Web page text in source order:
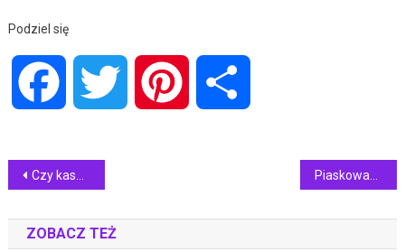
Podziel się
Facebook Twitter Pinterest
Nawigacja
wpisu
Czy kasetony sufitowe wyciszają pomieszczenie?
ZOBACZ TEŻ